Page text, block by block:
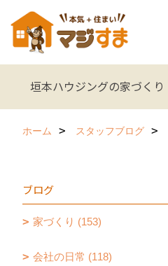
垣本ハウジングの家づくり
ホーム スタッフブログ
ブログ
家づくり (153)
会社の日常 (118)